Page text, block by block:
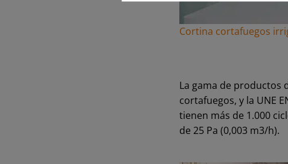
Cortina cortafuegos
La gama de productos
cortafuegos, y la UNE
tienen más de 1.000
de 25 Pa (0,003 m3/h).